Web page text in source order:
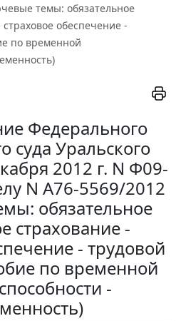
темы: обязательное
обеспечение -
по временной
Федерального
суда Уральского
2012 г. N Ф09-
N А76-5569/2012
обязательное
страхование -
- трудовой
по временной
-